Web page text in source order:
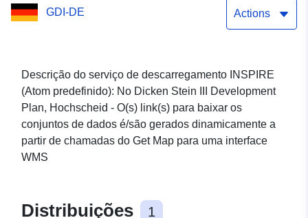
GDI-DE Actions
Descrição do serviço de descarregamento INSPIRE
(Atom predefinido): No Dicken Stein III Development
Plan, Hochscheid - O(s) link(s) para baixar os
conjuntos de dados é/são gerados dinamicamente a
partir de chamadas do Get Map para uma interface
WMS
Distribuições 1